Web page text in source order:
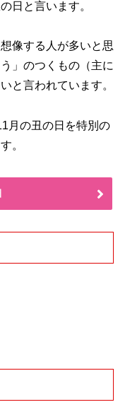
日と言います。
像する人が多いと思
」のつくもの（主に
と言われています。
月の丑の日を特別の
。